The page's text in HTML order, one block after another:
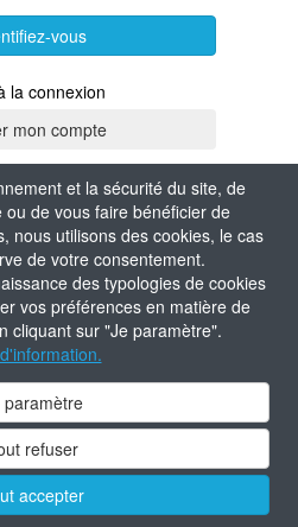
et la sécurité du site, de
de vous faire bénéficier de
nous utilisons des cookies, le cas
de votre consentement.
des typologies de cookies
vos préférences en matière de
cliquant sur "Je paramètre".
paramètre
refuser
accepter
vous
la connexion